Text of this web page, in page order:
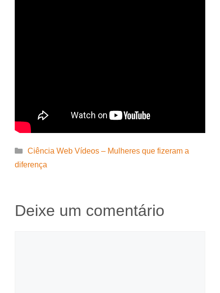
Categorias
Ciência Web Vídeos – Mulheres que fizeram a
diferença
Deixe um comentário